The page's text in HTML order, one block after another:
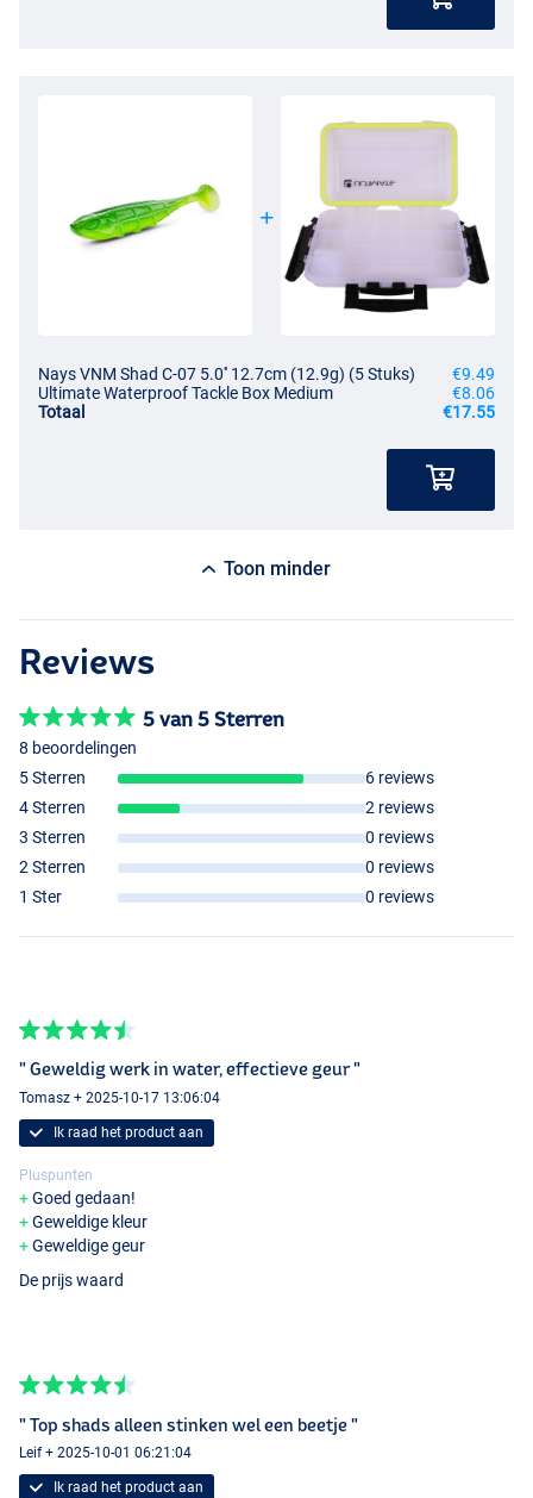
Nays VNM Shad C-07 5.0'' 12.7cm (12.9g) (5 Stuks)
€9.49
Ultimate Waterproof Tackle Box Medium
€8.06
Totaal
€17.55
Toon minder
Reviews
5 van 5 Sterren
8 beoordelingen
5 Sterren
6 reviews
4 Sterren
2 reviews
3 Sterren
0 reviews
2 Sterren
0 reviews
1 Ster
0 reviews
" Geweldig werk in water, effectieve geur "
Tomasz + 2025-10-17 13:06:04
Ik raad het product aan
Pluspunten
Goed gedaan!
Geweldige kleur
Geweldige geur
De prijs waard
" Top shads alleen stinken wel een beetje "
Leif + 2025-10-01 06:21:04
Ik raad het product aan